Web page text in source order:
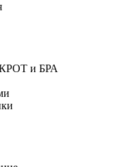
КРОТ и БРА